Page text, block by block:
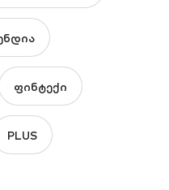
ფინტექი
PLUS